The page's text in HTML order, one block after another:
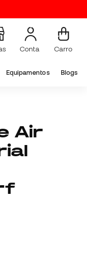
Conta Carro
Equipamentos Blogs